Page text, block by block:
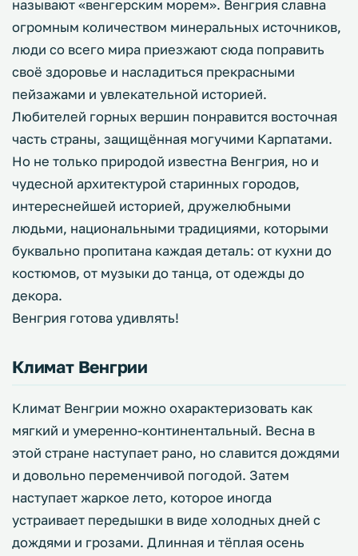
называют «венгерским морем». Венгрия славна
огромным количеством минеральных источников,
люди со всего мира приезжают сюда поправить
своё здоровье и насладиться прекрасными
пейзажами и увлекательной историей.
Любителей горных вершин понравится восточная
часть страны, защищённая могучими Карпатами.
Но не только природой известна Венгрия, но и
чудесной архитектурой старинных городов,
интереснейшей историей, дружелюбными
людьми, национальными традициями, которыми
буквально пропитана каждая деталь: от кухни до
костюмов, от музыки до танца, от одежды до
декора.
Венгрия готова удивлять!
Климат Венгрии
Климат Венгрии можно охарактеризовать как
мягкий и умеренно-континентальный. Весна в
этой стране наступает рано, но славится дождями
и довольно переменчивой погодой. Затем
наступает жаркое лето, которое иногда
устраивает передышки в виде холодных дней с
дождями и грозами. Длинная и тёплая осень